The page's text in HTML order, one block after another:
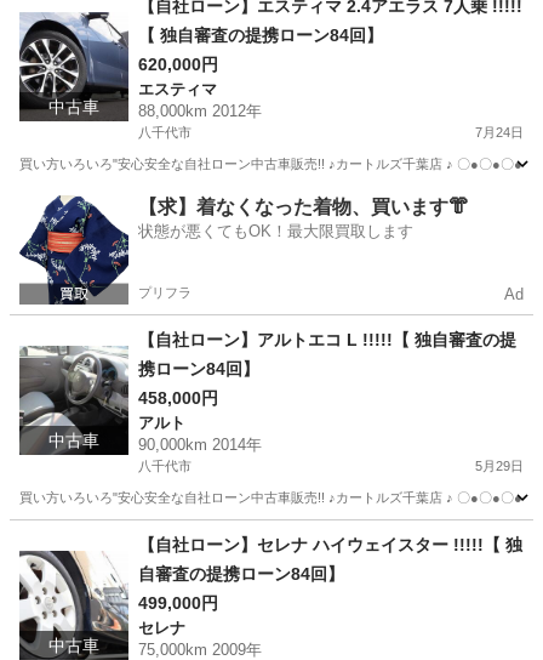
中古車
【自社ローン】エスティマ 2.4アエラス 7人乗 !!!!!
【 独自審査の提携ローン84回】
620,000円
エスティマ
88,000km 2012年
八千代市 7月24日
買い方いろいろ"安心安全な自社ローン中古車販売!! ♪カートルズ千葉店 ♪ 〇●〇●〇
千葉 八千代市 エスティマ カートルズ
【求】着なくなった着物、買います👘
状態が悪くてもOK！最大限買取します
プリフラ Ad
中古車
【自社ローン】アルトエコ L !!!!!【 独自審査の提
携ローン84回】
458,000円
アルト
90,000km 2014年
八千代市 5月29日
買い方いろいろ"安心安全な自社ローン中古車販売!! ♪カートルズ千葉店 ♪ 〇●〇●〇
アルト カートルズ
中古車
【自社ローン】セレナ ハイウェイスター !!!!!【 独
自審査の提携ローン84回】
499,000円
セレナ
75,000km 2009年